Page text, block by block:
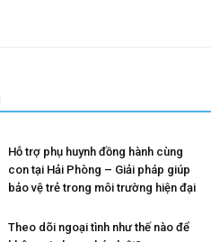
Hỗ trợ phụ huynh đồng hành cùng
con tại Hải Phòng – Giải pháp giúp
bảo vệ trẻ trong môi trường hiện đại
Theo dõi ngoại tình như thế nào để